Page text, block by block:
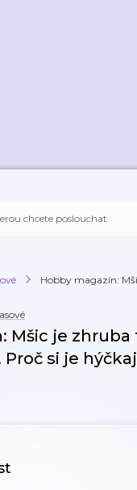
Hobby magazín:
Mšic je
si je